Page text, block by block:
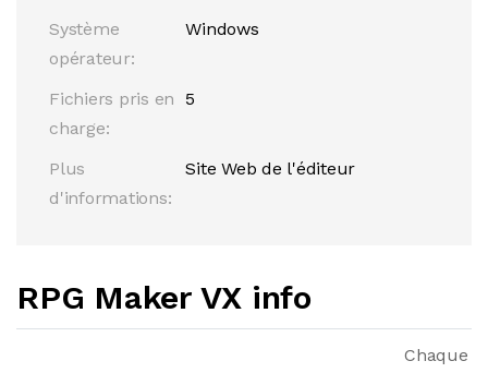
Système
opérateur:
Windows
Fichiers pris en
charge:
5
Plus
d'informations:
Site Web de l'éditeur
RPG Maker VX info
Chaque